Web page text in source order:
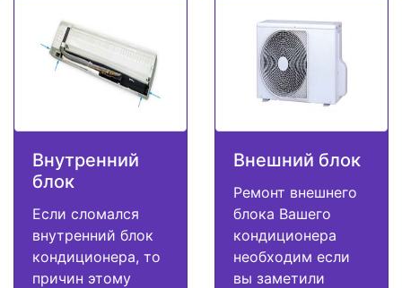
Внутренний
блок
Если сломался
внутренний блок
кондиционера, то
причин этому
Внешний блок
Ремонт внешнего
блока Вашего
кондиционера
необходим если
вы заметили